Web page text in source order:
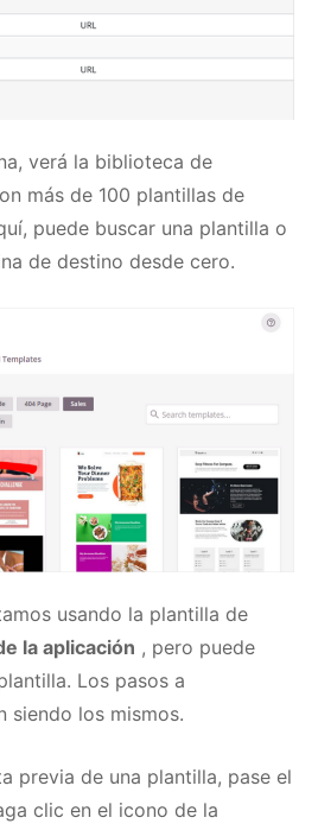
verá la biblioteca de
más de 100 plantillas de
puede buscar una plantilla o
de destino desde cero.
usando la plantilla de
la aplicación , pero puede
Los pasos a
siendo los mismos.
previa de una plantilla, pase el
clic en el icono de la